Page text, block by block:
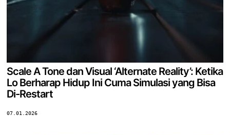
Scale A Tone dan Visual ‘Alternate Reality’: Ketika
Lo Berharap Hidup Ini Cuma Simulasi yang Bisa
Di-Restart
07.01.2026